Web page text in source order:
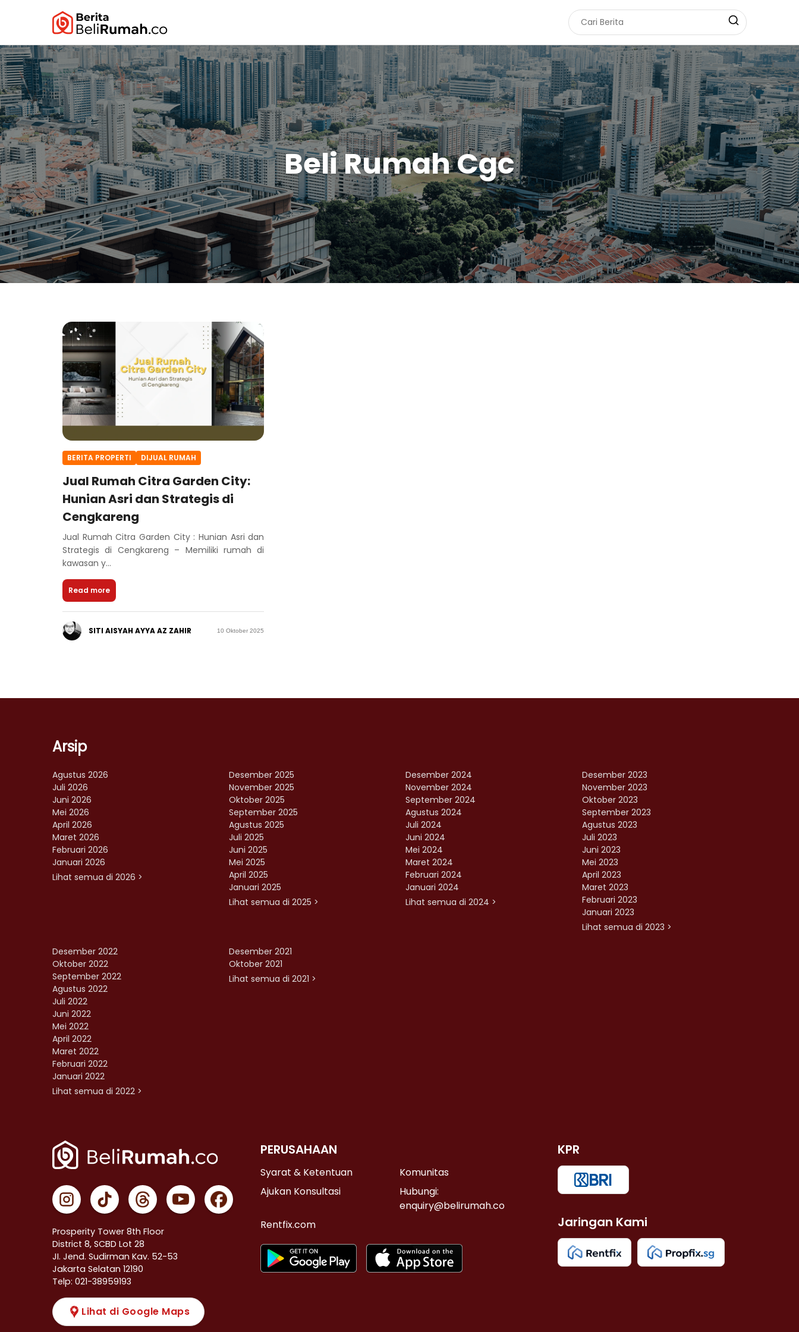
Beli Rumah Cgc
BERITA PROPERTI DIJUAL RUMAH
Jual Rumah Citra Garden City:
Hunian Asri dan Strategis di
Cengkareng
Jual Rumah Citra Garden City : Hunian Asri dan
Strategis di Cengkareng – Memiliki rumah di
kawasan y...
Read more
SITI AISYAH AYYA AZ ZAHIR 10 Oktober 2025
Arsip
Agustus 2026
Juli 2026
Juni 2026
Mei 2026
April 2026
Maret 2026
Februari 2026
Januari 2026
Lihat semua di 2026 >
Desember 2025
November 2025
Oktober 2025
September 2025
Agustus 2025
Juli 2025
Juni 2025
Mei 2025
April 2025
Januari 2025
Lihat semua di 2025 >
Desember 2024
November 2024
September 2024
Agustus 2024
Juli 2024
Juni 2024
Mei 2024
Maret 2024
Februari 2024
Januari 2024
Lihat semua di 2024 >
Desember 2023
November 2023
Oktober 2023
September 2023
Agustus 2023
Juli 2023
Juni 2023
Mei 2023
April 2023
Maret 2023
Februari 2023
Januari 2023
Lihat semua di 2023 >
Desember 2022
Oktober 2022
September 2022
Agustus 2022
Juli 2022
Juni 2022
Mei 2022
April 2022
Maret 2022
Februari 2022
Januari 2022
Lihat semua di 2022 >
Desember 2021
Oktober 2021
Lihat semua di 2021 >
Prosperity Tower 8th Floor
District 8, SCBD Lot 28
JI. Jend. Sudirman Kav. 52-53
Jakarta Selatan 12190
Telp: 021-38959193
Lihat di Google Maps
PERUSAHAAN
Syarat & Ketentuan
Komunitas
Ajukan Konsultasi
Hubungi:
enquiry@belirumah.co
Rentfix.com
KPR
Jaringan Kami